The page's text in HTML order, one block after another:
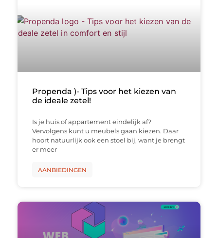
Propenda )- Tips voor het kiezen van
de ideale zetel!
Is je huis of appartement eindelijk af?
Vervolgens kunt u meubels gaan kiezen. Daar
hoort natuurlijk ook een stoel bij, want je brengt
er meer
AANBIEDINGEN